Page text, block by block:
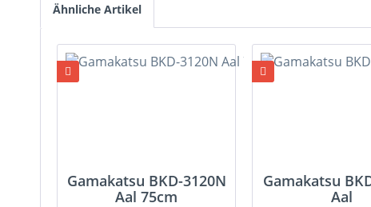
Ähnliche Artikel
Gamakatsu BKD-3120N
Aal 75cm
Gamakatsu
Aal